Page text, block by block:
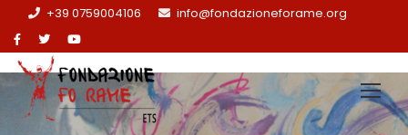
+39 0759004106 info@fondazioneforame.org